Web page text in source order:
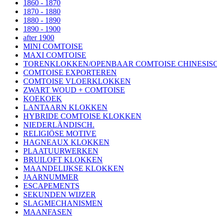
1860 - 1870
1870 - 1880
1880 - 1890
1890 - 1900
after 1900
MINI COMTOISE
MAXI COMTOISE
TORENKLOKKEN/OPENBAAR COMTOISE
COMTOISE EXPORTEREN
COMTOISE VLOERKLOKKEN
ZWART WOUD + COMTOISE
KOEKOEK
LANTAARN KLOKKEN
HYBRIDE COMTOISE KLOKKEN
NIEDERLÄNDISCH.
RELIGIÖSE MOTIVE
HAGNEAUX KLOKKEN
PLAATUURWERKEN
BRUILOFT KLOKKEN
MAANDELIJKSE KLOKKEN
JAARNUMMER
ESCAPEMENTS
SEKUNDEN WIJZER
SLAGMECHANISMEN
MAANFASEN